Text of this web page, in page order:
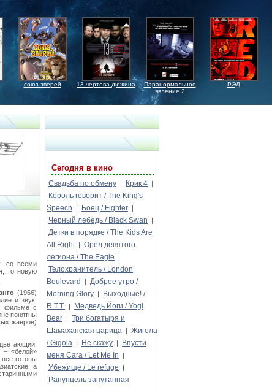
союз зверей 13 чертова дюжина
Паранормальное
явление 2
РЭД
со всеми
то новую
(1966)
и звук,
фильме с
понятны
жанров)
– «белой»
готовы
а
Сегодня в кино
Свадьба по обмену | Крик 4 |
Король говорит / The King's
Speech
| Боец / Fighter |
Черный лебедь / Black Swan |
Детки в порядке / The Kids Are
All Right | Орел девятого
легиона / The Eagle
|
Телохранитель / London
Boulevard
| Доброе утро /
Morning Glory |
Выходные! /
R.T.T. |
Медведь Йоги / Yogi
Bear | Три богатыря и
Шамаханская царица | Жигола
/ Gigola | Не скажу |
Впусти
меня Сага / Let Me In
|
Убежище / Le refuge |
Рапунцель запутанная